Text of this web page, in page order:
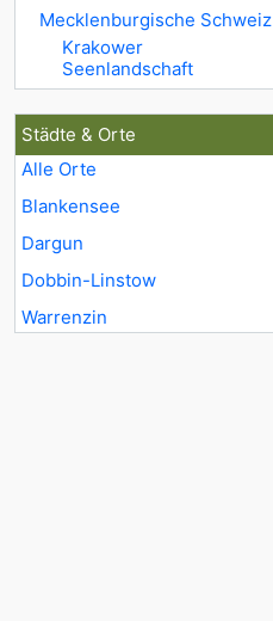
Mecklenburgische Schweiz
Krakower
Seenlandschaft
Städte & Orte
Alle Orte
Blankensee
Dargun
Dobbin-Linstow
Warrenzin